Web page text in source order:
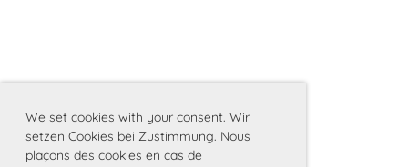
We set cookies with your consent. Wir
setzen Cookies bei Zustimmung. Nous
plaçons des cookies en cas de